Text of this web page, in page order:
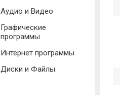
Аудио и Видео
Графические
программы
Интернет программы
Диски и Файлы